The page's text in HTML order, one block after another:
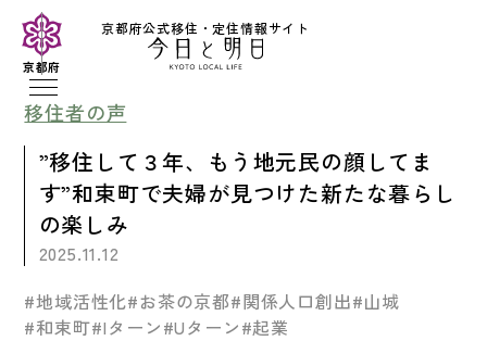
京都府公式移住・定住情報サイト
京都府
移住者の声
”移住して３年、もう地元民の顔してま
す”和束町で夫婦が見つけた新たな暮らし
の楽しみ
2025.11.12
#地域活性化#お茶の京都#関係人口創出#山城
#和束町#Iターン#Uターン#起業